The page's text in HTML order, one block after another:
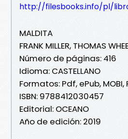
http://filesbooks.info/pl/
MALDITA
FRANK MILLER, THOMAS
Número de páginas: 416
Idioma: CASTELLANO
Formatos: Pdf, ePub, MOBI,
ISBN: 9788412030457
Editorial: OCEANO
Año de edición: 2019